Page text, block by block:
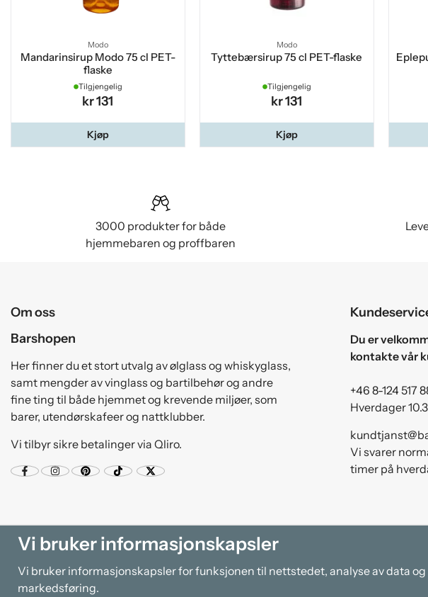
Modo
Mandarinsirup Modo 75 cl PET-
flaske
Tilgjengelig
kr 131
Kjøp
Modo
Tyttebærsirup 75 cl PET-flaske
Tilgjengelig
kr 131
Kjøp
3000 produkter for både
hjemmebaren og proffbaren
Om oss
Barshopen
Her finner du et stort utvalg av ølglass og whiskyglass,
samt mengder av vinglass og bartilbehør og andre
fine ting til både hjemmet og krevende miljøer, som
barer, utendørskafeer og nattklubber.
Vi tilbyr sikre betalinger via Qliro.
Du er
kontakte vår
+46 8-124 517
Hverdager
Vi svarer
timer på
Vi bruker informasjonskapsler
Vi bruker informasjonskapsler for funksjonen til nettstedet, analyse av data og
markedsføring.